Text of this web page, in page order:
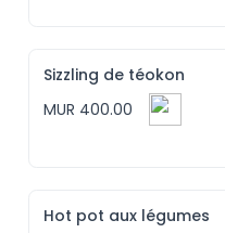
Sizzling de téokon
MUR 400.00
Hot pot aux légumes